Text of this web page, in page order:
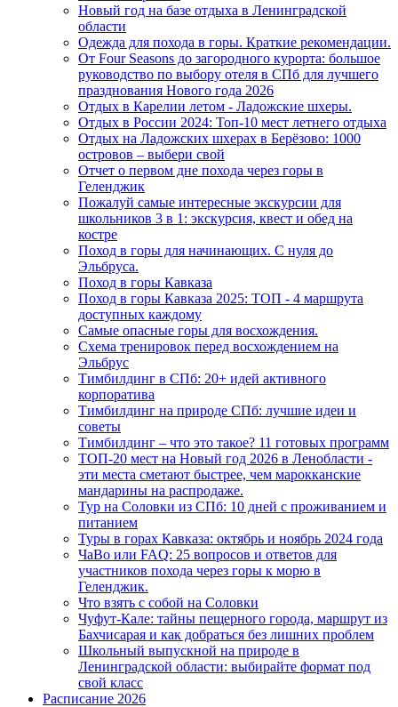
Новый год на базе отдыха в Ленинградской
области
Одежда для похода в горы. Краткие рекомендации.
От Four Seasons до загородного курорта: большое
руководство по выбору отеля в СПб для лучшего
празднования Нового года 2026
Отдых в Карелии летом - Ладожские шхеры.
Отдых в России 2024: Топ-10 мест летнего отдыха
Отдых на Ладожских шхерах в Берёзово: 1000
островов – выбери свой
Отчет о первом дне похода через горы в
Геленджик
Пожалуй самые интересные экскурсии для
школьников 3 в 1: экскурсия, квест и обед на
костре
Поход в горы для начинающих. С нуля до
Эльбруса.
Поход в горы Кавказа
Поход в горы Кавказа 2025: ТОП - 4 маршрута
доступных каждому
Самые опасные горы для восхождения.
Схема тренировок перед восхождением на
Эльбрус
Тимбилдинг в СПб: 20+ идей активного
корпоратива
Тимбилдинг на природе СПб: лучшие идеи и
советы
Тимбилдинг – что это такое? 11 готовых программ
ТОП-20 мест на Новый год 2026 в Ленобласти -
эти места сметают быстрее, чем марокканские
мандарины на распродаже.
Тур на Соловки из СПб: 10 дней с проживанием и
питанием
Туры в горах Кавказа: октябрь и ноябрь 2024 года
ЧаВо или FAQ: 25 вопросов и ответов для
участников похода через горы к морю в
Геленджик.
Что взять с собой на Соловки
Чуфут-Кале: тайны пещерного города, маршрут из
Бахчисарая и как добраться без лишних проблем
Школьный выпускной на природе в
Ленинградской области: выбирайте формат под
свой класс
Расписание 2026